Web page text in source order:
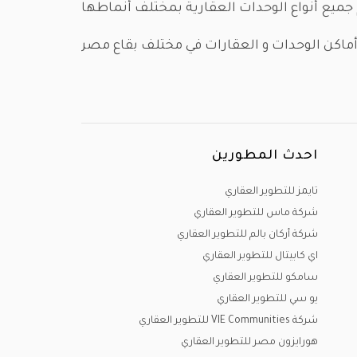
زايد الجديدة (نيو زايد)، مدينة العاصمة
الجديدة ، الساحل الشمالي، مدينة العلمين
( وحدات سكنية - وحدات تجارية -وحدات إدارية )
عيادات طبية -صيدليات-مطاعم -كافيهات )
احدث المطورين
تايمز للتطوير العقاري
شركة ماس للتطوير العقاري
شركة أركان بالم للتطوير العقاري
اي كابيتال للتطوير العقاري
سامكو للتطوير العقاري
يو سي للتطوير العقاري
شركة VIE Communities للتطوير العقاري
هورايزون مصر للتطوير العقاري